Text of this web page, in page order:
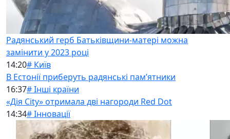
Радянський герб Батьківщини-матері можна
замінити у 2023 році
14:20# Київ
В Естонії приберуть радянські памʼятники
16:37# Інші країни
«Дія City» отримала дві нагороди Red Dot
14:34# Інновації